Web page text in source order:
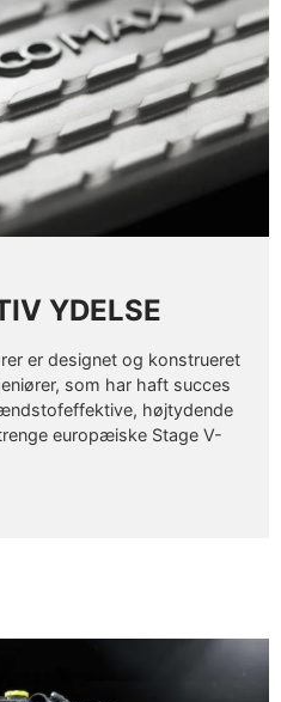
YDELSE
er designet og konstrueret
som har haft succes
højtydende
europæiske Stage V-